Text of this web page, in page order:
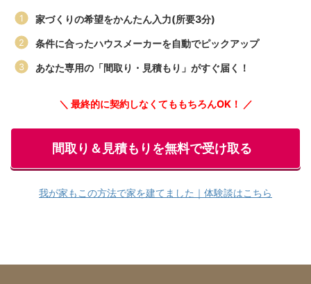
家づくりの希望をかんたん入力(所要3分)
条件に合ったハウスメーカーを自動でピックアップ
あなた専用の「間取り・見積もり」がすぐ届く！
＼ 最終的に契約しなくてももちろんOK！ ／
間取り＆見積もりを無料で受け取る
我が家もこの方法で家を建てました｜体験談はこちら